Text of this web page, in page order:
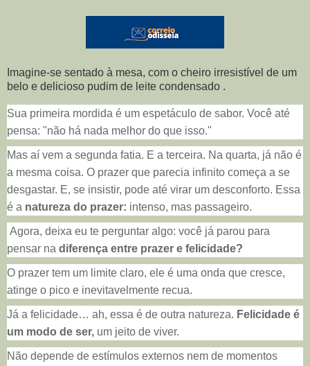
Imagine-se sentado à mesa, com o cheiro irresistível de um
belo e delicioso pudim de leite condensado .
Sua primeira mordida é um espetáculo de sabor. Você até
pensa: "não há nada melhor do que isso."
Mas aí vem a segunda fatia. E a terceira. Na quarta, já não é
a mesma coisa. O prazer que parecia infinito começa a se
desgastar. E, se insistir, pode até virar um desconforto. Essa
é a natureza do prazer: intenso, mas passageiro.
Agora, deixa eu te perguntar algo: você já parou para
pensar na diferença entre prazer e felicidade?
O prazer tem um limite claro, ele é uma onda que cresce,
atinge o pico e inevitavelmente recua.
Já a felicidade… ah, essa é de outra natureza. Felicidade é
um modo de ser, um jeito de viver.
Não depende de estímulos externos nem de momentos